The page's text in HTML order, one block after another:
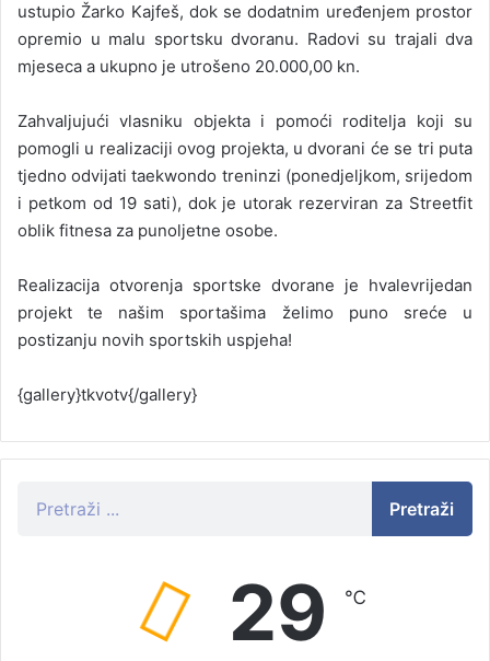
ustupio Žarko Kajfeš, dok se dodatnim uređenjem prostor
opremio u malu sportsku dvoranu. Radovi su trajali dva
mjeseca a ukupno je utrošeno 20.000,00 kn.
Zahvaljujući vlasniku objekta i pomoći roditelja koji su
pomogli u realizaciji ovog projekta, u dvorani će se tri puta
tjedno odvijati taekwondo treninzi (ponedjeljkom, srijedom
i petkom od 19 sati), dok je utorak rezerviran za Streetfit
oblik fitnesa za punoljetne osobe.
Realizacija otvorenja sportske dvorane je hvalevrijedan
projekt te našim sportašima želimo puno sreće u
postizanju novih sportskih uspjeha!
{gallery}tkvotv{/gallery}
Pretraži
29 ℃